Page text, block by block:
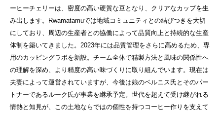
ーヒーチェリーは、密度の高い硬質な豆となり、クリアなカップを生
み出します。Rwamatamuでは地域コミュニティとの結びつきを大切
にしており、周辺の生産者との協働によって品質向上と持続的な生産
体制を築いてきました。2023年には品質管理をさらに高めるため、専
用のカッピングラボを新設。チーム全体で精製方法と風味の関係性へ
の理解を深め、より精度の高い味づくりに取り組んでいます。現在は
夫妻によって運営されていますが、今後は娘のベルニス氏とそのパー
トナーであるルーク氏が事業を継承予定。世代を超えて受け継がれる
情熱と知見が、この土地ならではの個性を持つコーヒー作りを支えて